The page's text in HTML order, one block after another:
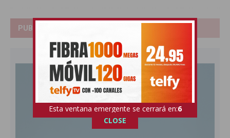
PUBLICIDAD
Esta ventana emergente se cerrará en:4
CLOSE